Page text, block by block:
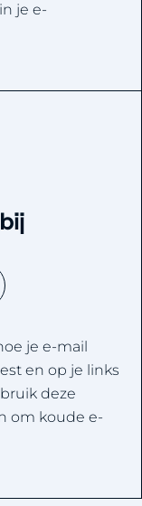
je e-
je e-mail
en op je links
deze
om koude e-